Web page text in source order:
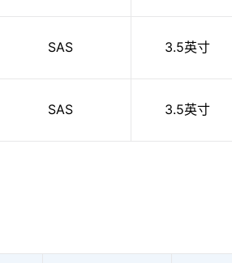
SAS 3.5英寸
SAS 3.5英寸